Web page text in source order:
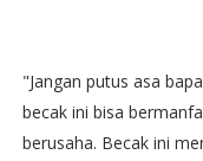
"Jangan putus asa
becak ini bisa
berusaha. Becak ini